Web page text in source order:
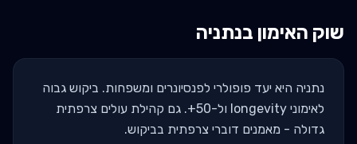
שוק האימון בנתניה
נתניה היא יעד פופולרי לפנסיונרים ומשפחות. ביקוש גבוה
לאימוני longevity ול-50+. גם קהילת עולים צרפתית
גדולה - מאמנים דוברי צרפתית בביקוש.